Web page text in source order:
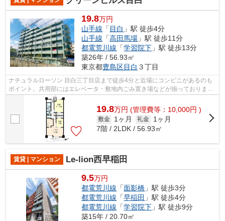
19.8万円
山手線 「 目白 」駅 徒歩4分
山手線 「高田馬場 」駅 徒歩11分
都電荒川線 「学習院下 」駅 徒歩13分
築26年 / 56.93㎡
東京都豊島区目白 ３丁目
ナチュラルローソン 目白三丁目店まで徒歩4分と近場にコンビニがあるのも
ポイント。共用部にはエレベータ・敷地内ごみ置き場などが揃っておりま
す。駅から徒歩4分というアクセス良好な...
19.8万円 (管理費等：10,000円 )
敷金 1ヶ月 礼金
1ヶ月
7階 / 2LDK / 56.93㎡
賃貸 | マンション Le-lion西早稲田
9.5万円
都電荒川線 「面影橋 」駅 徒歩3分
都電荒川線 「早稲田 」駅 徒歩4分
都電荒川線 「学習院下 」駅 徒歩9分
築15年 / 20.70㎡